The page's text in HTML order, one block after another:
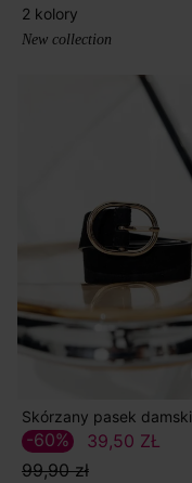
2 kolory
New collection
Skórzany pasek damski
39,50 ZŁ
99,90 zł
-60%